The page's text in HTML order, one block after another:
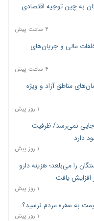
به چین توجیه اقتصادی
۴ ساعت پیش
مالی و جریان‌های
۴ ساعت پیش
مناطق آزاد و ویژه
۱ روز پیش
جایی نمی‌رسد/ ظرفیت
۱ روز پیش
را می‌بلعد؛ هزینه دارو
۱ روز پیش
به سفره مردم نرسید؟
۱ روز پیش